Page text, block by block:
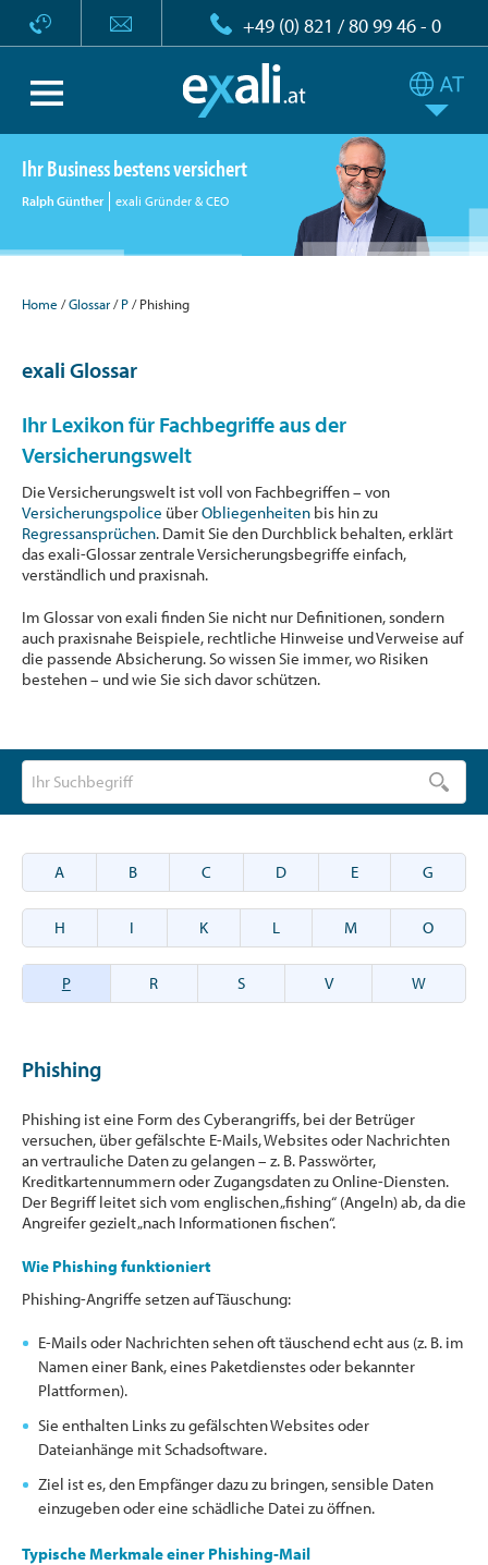
+49 (0) 821 / 80 99 46 - 0
Ihr Business bestens versichert
Ralph Günther exali Gründer & CEO
Home Glossar P Phishing
exali Glossar
Ihr Lexikon für Fachbegriffe aus der
Versicherungswelt
Die Versicherungswelt ist voll von Fachbegriffen – von
Versicherungspolice überObliegenheiten bis hin zu
Regressansprüchen. Damit Sie den Durchblick behalten, erklärt
das exali-Glossar zentrale Versicherungsbegriffe einfach,
verständlich und praxisnah.
Im Glossar von exali finden Sie nicht nur Definitionen, sondern
auch praxisnahe Beispiele, rechtliche Hinweise und Verweise auf
die passende Absicherung. So wissen Sie immer, wo Risiken
bestehen – und wie Sie sich davor schützen.
A B C D E G
H I K L M O
P R S V W
Phishing
Phishing ist eine Form des Cyberangriffs, bei der Betrüger
versuchen, über gefälschte E-Mails, Websites oder Nachrichten
an vertrauliche Daten zu gelangen – z. B. Passwörter,
Kreditkartennummern oder Zugangsdaten zu Online-Diensten.
Der Begriff leitet sich vom englischen „fishing“ (Angeln) ab, da die
Angreifer gezielt „nach Informationen fischen“.
Wie Phishing funktioniert
Phishing-Angriffe setzen auf Täuschung:
E-Mails oder Nachrichten sehen oft täuschend echt aus (z. B. im
Namen einer Bank, eines Paketdienstes oder bekannter
Plattformen).
Sie enthalten Links zu gefälschten Websites oder
Dateianhänge mit Schadsoftware.
Ziel ist es, den Empfänger dazu zu bringen, sensible Daten
einzugeben oder eine schädliche Datei zu öffnen.
Typische Merkmale einer Phishing-Mail